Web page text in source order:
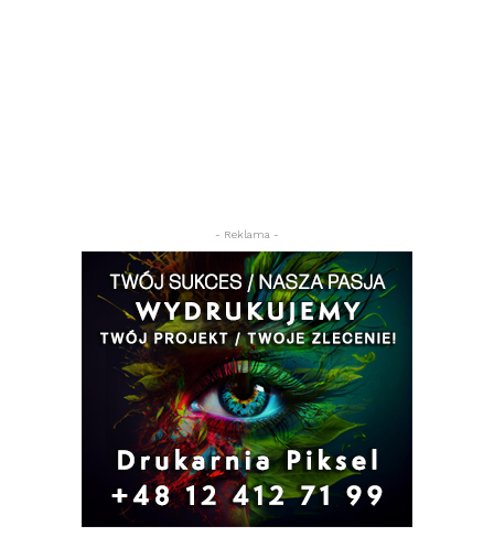
- Reklama -